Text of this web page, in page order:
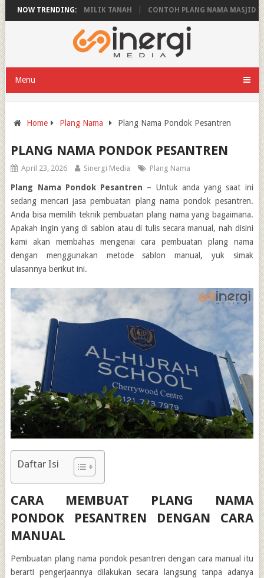
NOW TRENDING:
NAMA PEMILIK TANAH CONTOH PLANG NAMA MASJID YANG
Menu
Home Plang Nama Plang Nama Pondok Pesantren
PLANG NAMA PONDOK PESANTREN
April 23, 2026 Sinergi Media Plang Nama
Plang Nama Pondok Pesantren – Untuk anda yang saat ini
sedang mencari jasa pembuatan plang nama pondok pesantren.
Anda bisa memilih teknik pembuatan plang nama yang bagaimana.
Apakah ingin yang di sablon atau di tulis secara manual, nah disini
kami akan membahas mengenai cara pembuatan plang nama
dengan menggunakan metode sablon manual, yuk simak
ulasannya berikut ini.
Daftar Isi
CARA MEMBUAT PLANG NAMA
PONDOK PESANTREN DENGAN CARA
MANUAL
Pembuatan plang nama pondok pesantren dengan cara manual itu
berarti pengerjaannya dilakukan secara langsung tanpa adanya